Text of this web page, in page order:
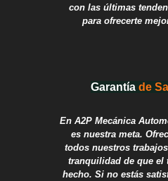
con las últimas
para ofrecerte
Garantía de Sa
En A2P Mecánica
es nuestra meta.
todos nuestros
tranquilidad de que el
hecho. Si no estás